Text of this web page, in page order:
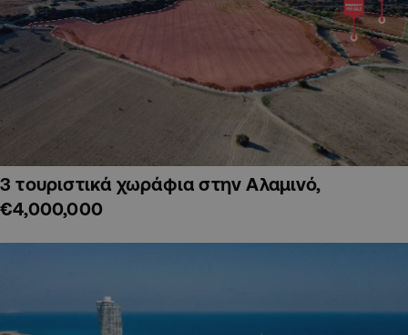
3 τουριστικά χωράφια στην Αλαμινό,
€4,000,000